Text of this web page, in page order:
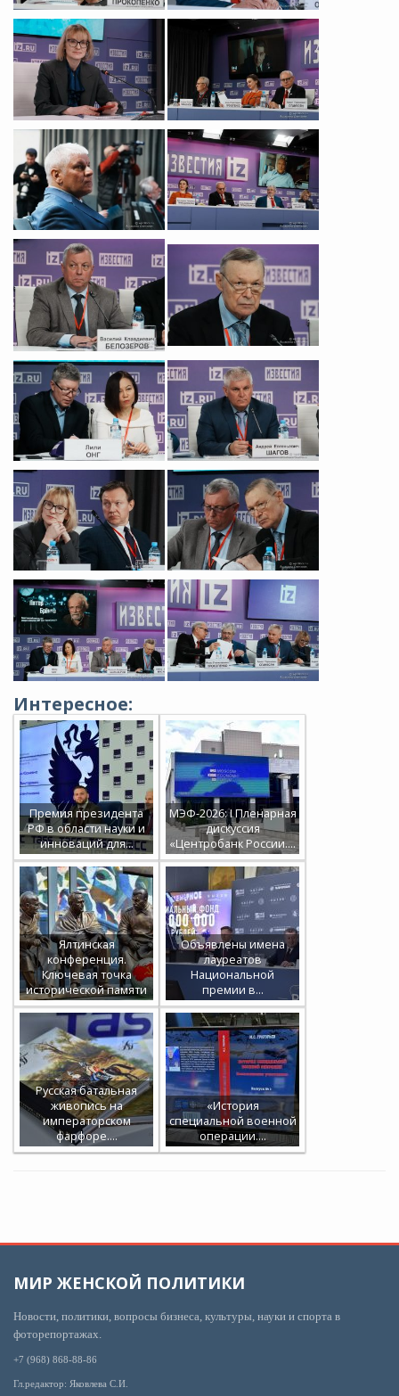
Интересное:
Премия президента
РФ в области науки и
инноваций для…
МЭФ-2026: I Пленарная
дискуссия
«Центробанк России.…
Ялтинская
конференция.
Ключевая точка
исторической памяти
Объявлены имена
лауреатов
Национальной
премии в…
Русская батальная
живопись на
императорском
фарфоре.…
«История
специальной военной
операции.…
МИР ЖЕНСКОЙ ПОЛИТИКИ
Новости, политики, вопросы бизнеса, культуры, науки и спорта в
фоторепортажах.
+7 (968) 868-88-86
Гл.редактор: Яковлева С.И.